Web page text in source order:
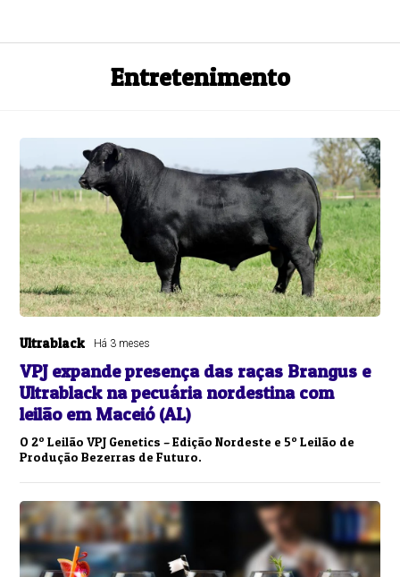
Entretenimento
Ultrablack Há 3 meses
VPJ expande presença das raças Brangus e
Ultrablack na pecuária nordestina com
leilão em Maceió (AL)
O 2º Leilão VPJ Genetics – Edição Nordeste e 5º Leilão de
Produção Bezerras de Futuro.